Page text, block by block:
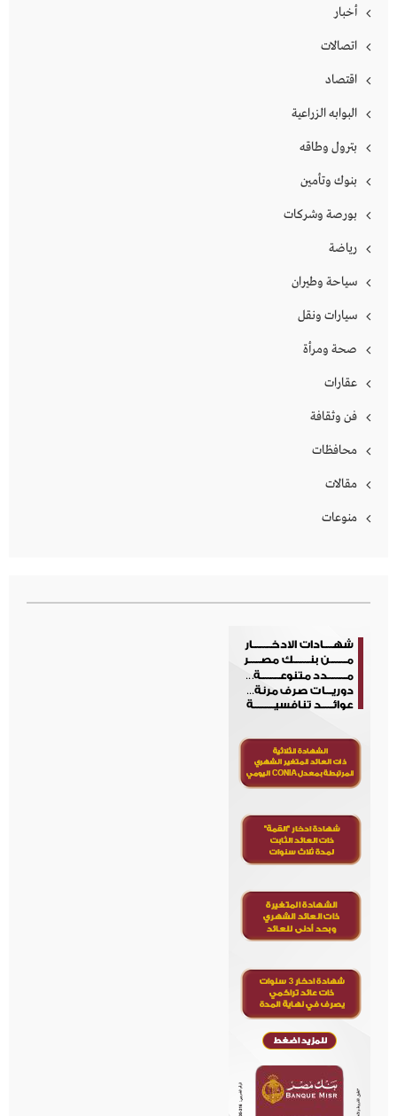
أخبار
اتصالات
اقتصاد
البوابه الزراعية
بترول وطاقه
بنوك وتأمين
بورصة وشركات
رياضة
سياحة وطيران
سيارات ونقل
صحة ومرأة
عقارات
فن وثقافة
محافظات
مقالات
منوعات